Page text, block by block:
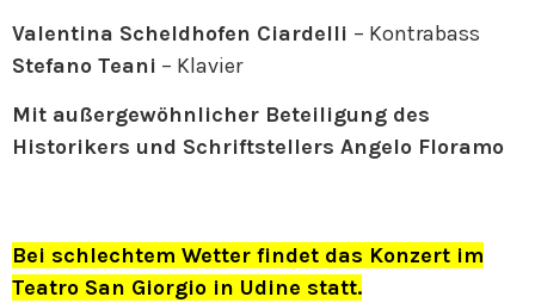
Valentina Scheldhofen Ciardelli – Kontrabass
Stefano Teani – Klavier
Mit außergewöhnlicher Beteiligung des
Historikers und Schriftstellers Angelo Floramo
Bei schlechtem Wetter findet das Konzert im
Teatro San Giorgio in Udine statt.